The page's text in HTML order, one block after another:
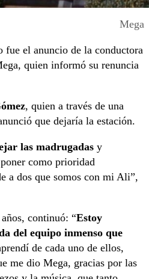
Mega
fue el anuncio de la conductora
quien informó su renuncia
, quien a través de una
que dejaría la estación.
las madrugadas y
como prioridad
a dos que somos con mi Ali”,
continuó: “Estoy
del equipo inmenso que
de cada uno de ellos,
me dio Mega, gracias por las